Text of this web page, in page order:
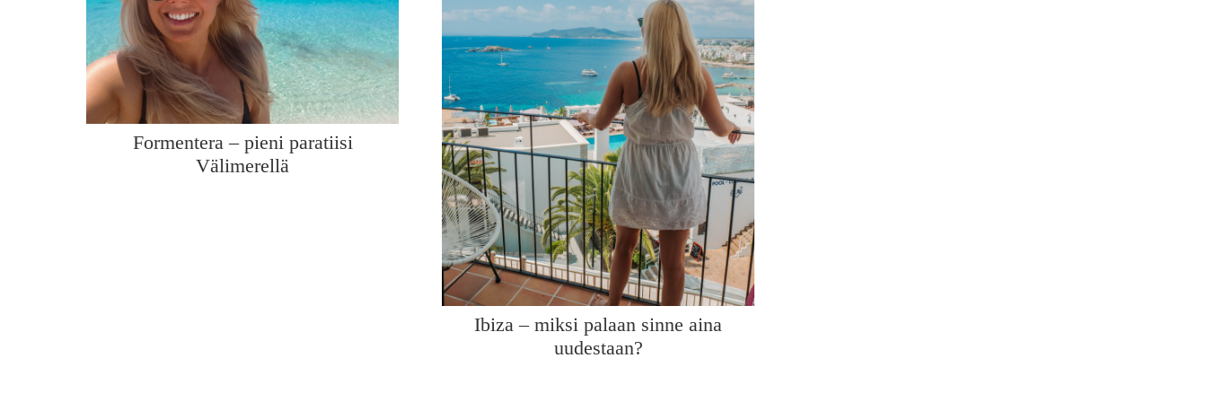
Formentera – pieni paratiisi
Välimerellä
Ibiza – miksi palaan sinne aina
uudestaan?